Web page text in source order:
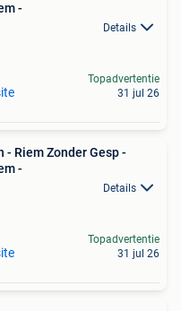
-
Details
Topadvertentie
31 jul 26
- Riem Zonder Gesp -
-
Details
Topadvertentie
31 jul 26